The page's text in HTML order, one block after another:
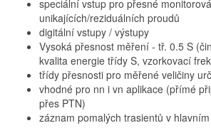
speciální vstup pro přesné
unikajících/reziduálních proudů
digitální vstupy / výstupy
Vysoká přesnost měření - tř. 0.5 S
kvalita energie třídy S, vzorkovací
třídy přesnosti pro měřené veličiny
vhodné pro nn i vn aplikace (přímé
přes PTN)
záznam pomalých trasientů v